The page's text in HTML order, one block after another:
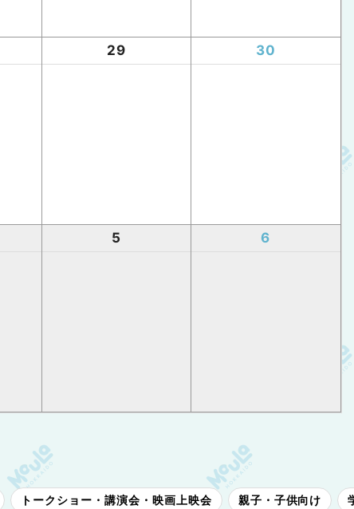
29 30
5 6
トークショー・講演会・映画上映会 親子・子供向け